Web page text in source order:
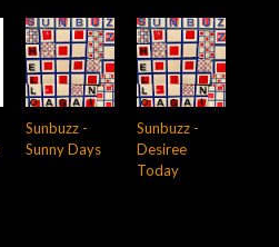
Sunbuzz -
Sunny Days
Sunbuzz -
Desiree
Today